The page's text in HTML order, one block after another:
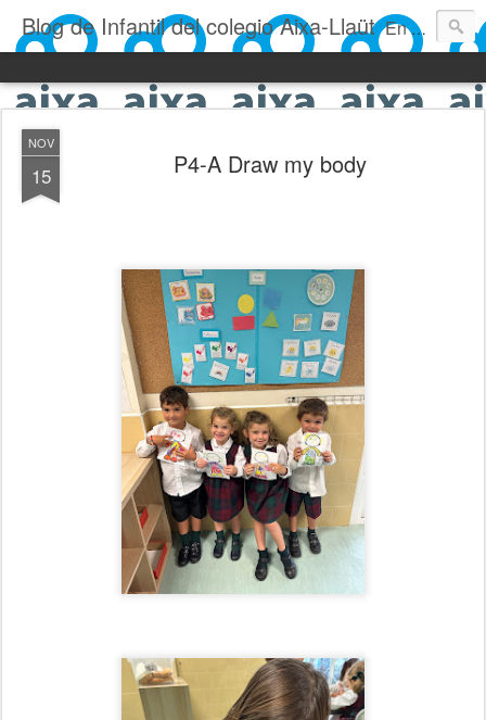
Blog de Infantil del colegio Aixa-Llaüt En nuestro blog verás las actividades del día a día de Infantil, de los alumnos de 0 a 6 años: los talleres, los experimentos, las rutinas, las clases, los patios, etc. ¡Todo aquello que los más pequeños no saben contar!
NOV
15 P4-A Draw my body